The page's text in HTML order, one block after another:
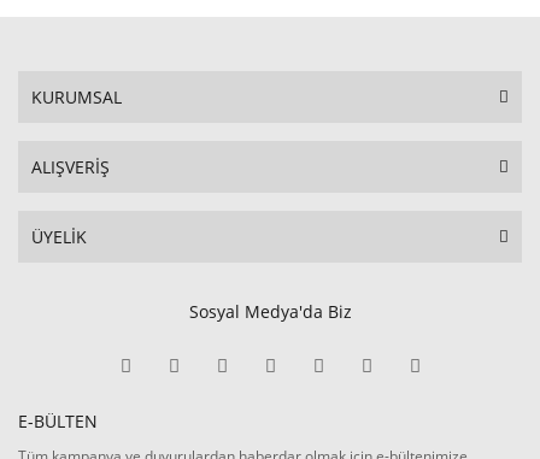
KURUMSAL
ALIŞVERİŞ
ÜYELİK
Sosyal Medya'da Biz
E-BÜLTEN